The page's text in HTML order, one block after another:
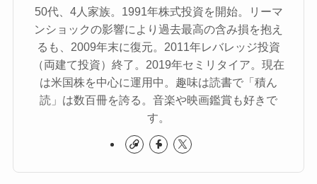
50代、4人家族。1991年株式投資を開始。リーマ
ンショックの影響により過去最高の含み損を抱え
るも、2009年末に復元。2011年レバレッジ投資
（両建て投資）終了。2019年セミリタイア。現在
は米国株を中心に運用中。趣味は読書で「積ん
読」は数百冊を誇る。音楽や映画鑑賞も好きで
す。